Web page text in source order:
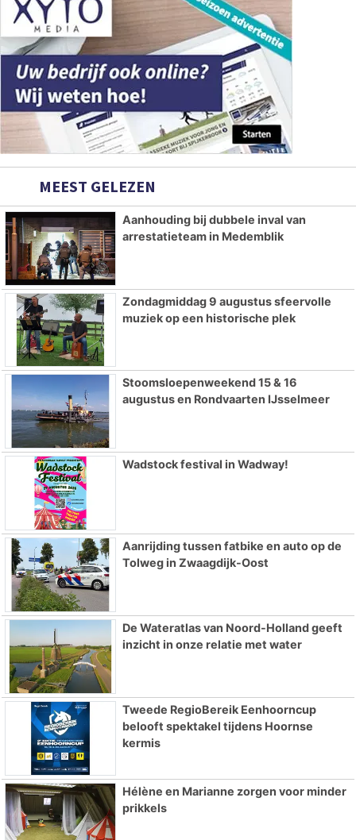
MEEST GELEZEN
Aanhouding bij dubbele inval van
arrestatieteam in Medemblik
Zondagmiddag 9 augustus sfeervolle
muziek op een historische plek
Stoomsloepenweekend 15 & 16
augustus en Rondvaarten IJsselmeer
Wadstock festival in Wadway!
Aanrijding tussen fatbike en auto op de
Tolweg in Zwaagdijk-Oost
De Wateratlas van Noord-Holland geeft
inzicht in onze relatie met water
Tweede RegioBereik Eenhoorncup
belooft spektakel tijdens Hoornse
kermis
Hélène en Marianne zorgen voor minder
prikkels